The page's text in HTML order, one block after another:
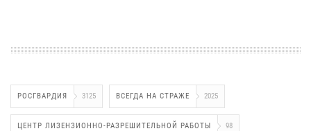
РОСГВАРДИЯ 3125 ВСЕГДА НА СТРАЖЕ 2025
ЦЕНТР ЛИЗЕНЗИОННО-РАЗРЕШИТЕЛЬНОЙ РАБОТЫ 98